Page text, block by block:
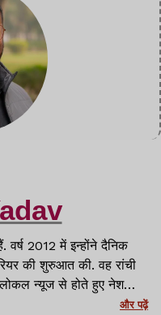
2012 में इन्होंने दैनिक
की शुरुआत की. वह रांची
न्यूज से होते हुए नेशनल
News11 और NewsWingऔर पढ़ें